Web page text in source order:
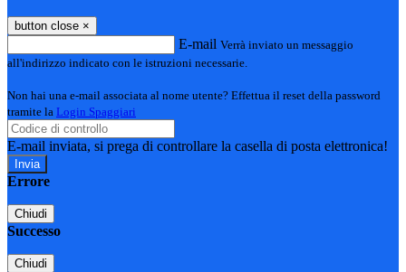
button close ×
E-mail Verrà inviato un messaggio
all'indirizzo indicato con le istruzioni necessarie.
Non hai una e-mail associata al nome utente? Effettua il reset della password
tramite la Login Spaggiari
E-mail inviata, si prega di controllare la casella di posta elettronica!
Errore
Chiudi
Successo
Chiudi